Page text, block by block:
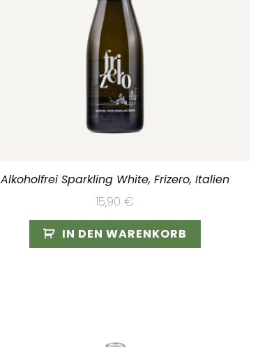
Alkoholfrei Sparkling White, Frizero, Italien
15,90€
IN DEN WARENKORB